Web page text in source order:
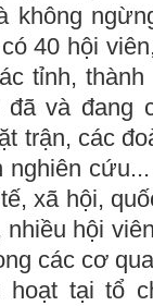
không
40 hội
tỉnh,
và đang
trận, các
xã hội,
nhiều hội
các cơ
hoạt tại tổ